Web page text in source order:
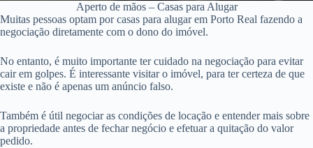
Aperto de mãos – Casas para Alugar
Muitas pessoas optam por casas para alugar em Porto Real fazendo a
negociação diretamente com o dono do imóvel.
No entanto, é muito importante ter cuidado na negociação para evitar
cair em golpes. É interessante visitar o imóvel, para ter certeza de que
existe e não é apenas um anúncio falso.
Também é útil negociar as condições de locação e entender mais sobre
a propriedade antes de fechar negócio e efetuar a quitação do valor
pedido.